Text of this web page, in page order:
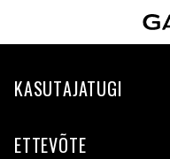
KASUTAJATUGI
ETTEVÕTE